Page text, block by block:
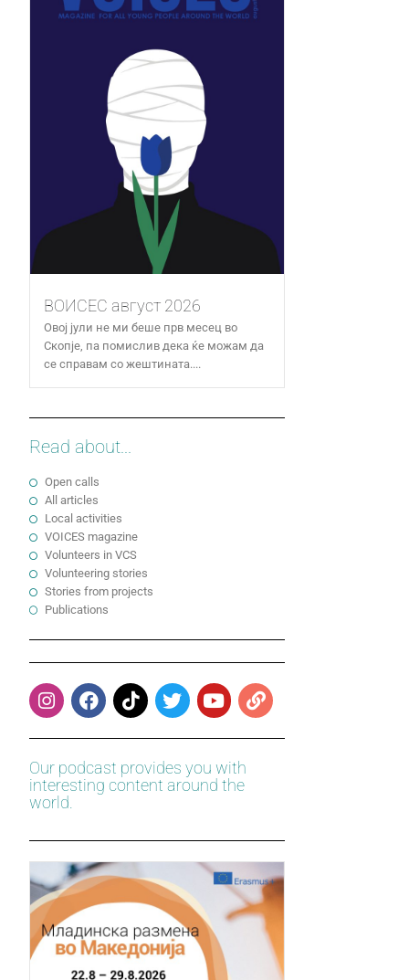
ВОИСЕС август 2026
Овој јули не ми беше прв месец во
Скопје, па помислив дека ќе можам да
се справам со жештината....
Read about...
Open calls
All articles
Local activities
VOICES magazine
Volunteers in VCS
Volunteering stories
Stories from projects
Publications
Our podcast provides you with
interesting content around the
world.